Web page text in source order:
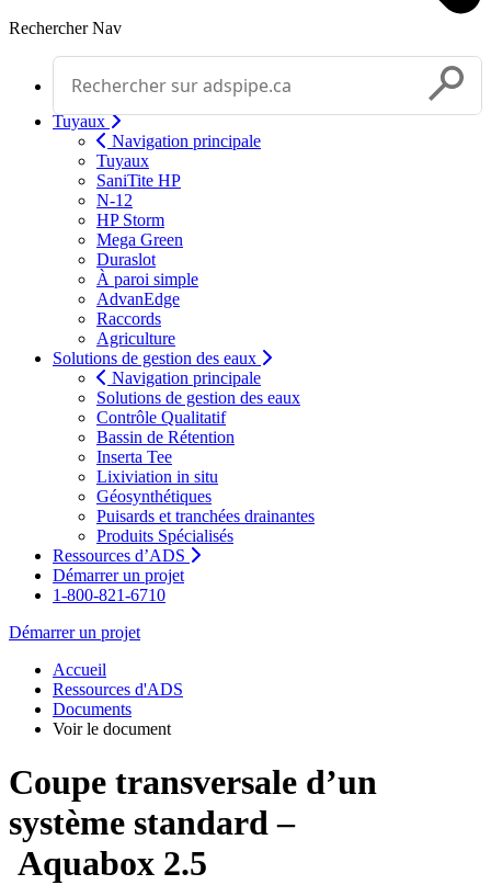
Rechercher Nav
Effectuer une recherche
Tuyaux
Navigation principale
Tuyaux
SaniTite HP
N-12
HP Storm
Mega Green
Duraslot
À paroi simple
AdvanEdge
Raccords
Agriculture
Solutions de gestion des eaux
Navigation principale
Solutions de gestion des eaux
Contrôle Qualitatif
Bassin de Rétention
Inserta Tee
Lixiviation in situ
Géosynthétiques
Puisards et tranchées drainantes
Produits Spécialisés
Ressources d’ADS
Démarrer un projet
1-800-821-6710
Démarrer un projet
Accueil
Ressources d'ADS
Documents
Voir le document
Coupe transversale d’un
système standard –
Aquabox 2.5